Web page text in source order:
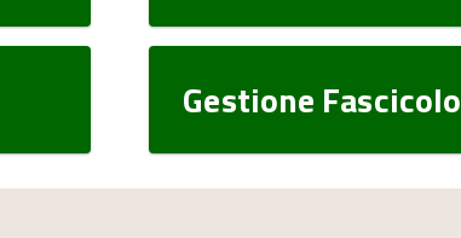
Gestione Fascicolo